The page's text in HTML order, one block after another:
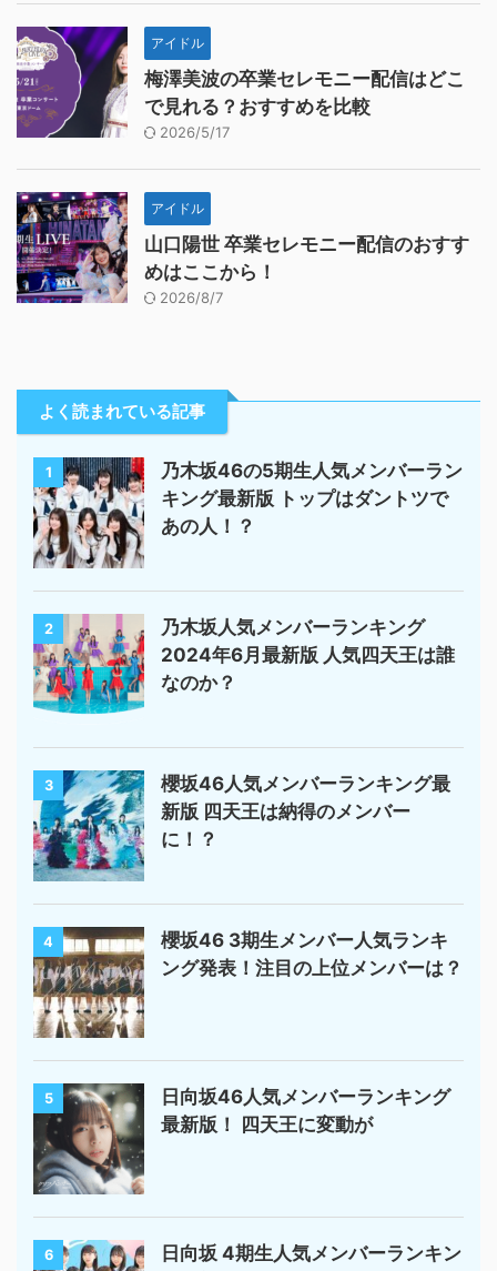
アイドル
梅澤美波の卒業セレモニー配信はどこ
で見れる？おすすめを比較
2026/5/17
アイドル
山口陽世 卒業セレモニー配信のおすす
めはここから！
2026/8/7
よく読まれている記事
1
乃木坂46の5期生人気メンバーラン
キング最新版 トップはダントツで
あの人！？
2
乃木坂人気メンバーランキング
2024年6月最新版 人気四天王は誰
なのか？
3
櫻坂46人気メンバーランキング最
新版 四天王は納得のメンバー
に！？
4
櫻坂46 3期生メンバー人気ランキ
ング発表！注目の上位メンバーは？
5
日向坂46人気メンバーランキング
最新版！ 四天王に変動が
6
日向坂 4期生人気メンバーランキン